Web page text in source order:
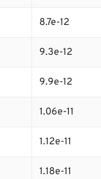
8.7e-12
9.3e-12
9.9e-12
1.06e-11
1.12e-11
1.18e-11